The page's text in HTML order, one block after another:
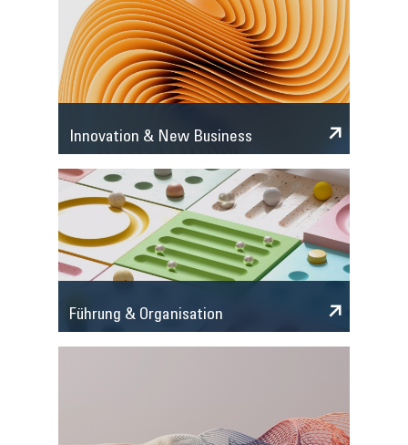
Innovation & New Business
Führung & Organisation